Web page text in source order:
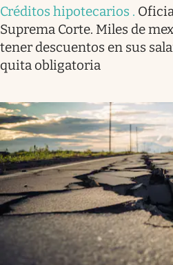
Créditos hipotecarios .
Suprema Corte. Miles de
tener descuentos en sus
quita obligatoria